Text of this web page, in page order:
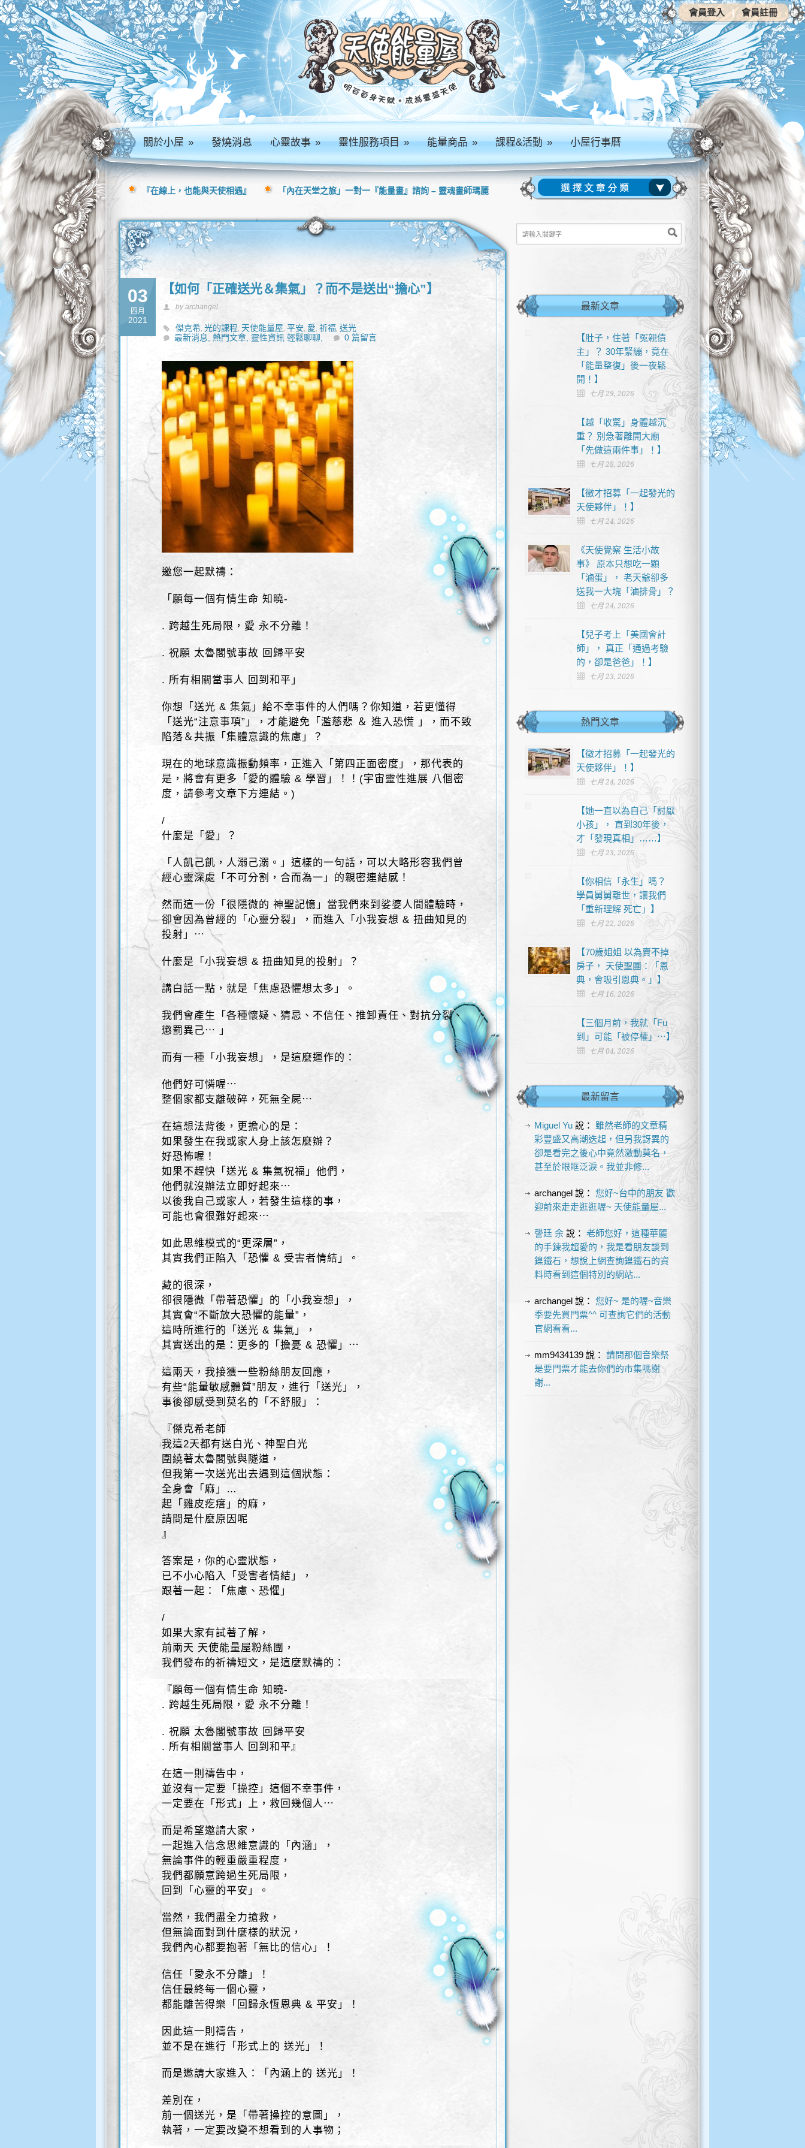
關於小屋» 發燒消息 心靈故事» 靈性服務項目» 能量商品» 課程&活動» 小屋行事曆
03
四月
2021
【如何「正確送光＆集氣」？而不是送出“擔心”】
by archangel
傑克希, 光的課程, 天使能量屋, 平安, 愛, 祈福, 送光
最新消息, 熱門文章, 靈性資訊 輕鬆聊聊, 0 篇留言
邀您一起默禱：
「願每一個有情生命 知曉-
. 跨越生死局限，愛 永不分離！
. 祝願 太魯閣號事故 回歸平安
. 所有相關當事人 回到和平」
你想「送光 & 集氣」給不幸事件的人們嗎？你知道，若更懂得
「送光“注意事項”」，才能避免「濫慈悲 ＆ 進入恐慌 」，而不致
陷落＆共振「集體意識的焦慮」？
現在的地球意識振動頻率，正進入「第四正面密度」，那代表的
是，將會有更多「愛的體驗 & 學習」！！(宇宙靈性進展 八個密
度，請參考文章下方連結。)
/
什麼是「愛」？
「人飢己飢，人溺己溺。」這樣的一句話，可以大略形容我們曾
經心靈深處「不可分割，合而為一」的親密連結感！
然而這一份「很隱微的 神聖記憶」當我們來到娑婆人間體驗時，
卻會因為曾經的「心靈分裂」，而進入「小我妄想 & 扭曲知見的
投射」⋯
什麼是「小我妄想 & 扭曲知見的投射」？
講白話一點，就是「焦慮恐懼想太多」。
我們會產生「各種懷疑、猜忌、不信任、推卸責任、對抗分裂、
懲罰異己⋯ 」
而有一種「小我妄想」，是這麼運作的：
他們好可憐喔⋯
整個家都支離破碎，死無全屍⋯
在這想法背後，更擔心的是：
如果發生在我或家人身上該怎麼辦？
好恐怖喔！
如果不趕快「送光 & 集氣祝福」他們，
他們就沒辦法立即好起來⋯
以後我自己或家人，若發生這樣的事，
可能也會很難好起來⋯
如此思維模式的“更深層”，
其實我們正陷入「恐懼 & 受害者情結」。
藏的很深，
卻很隱微「帶著恐懼」的「小我妄想」，
其實會“不斷放大恐懼的能量”，
這時所進行的「送光 & 集氣」，
其實送出的是：更多的「擔憂 & 恐懼」⋯
這兩天，我接獲一些粉絲朋友回應，
有些“能量敏感體質”朋友，進行「送光」，
事後卻感受到莫名的「不舒服」：
『傑克希老師
我這2天都有送白光、神聖白光
圍繞著太魯閣號與隧道，
但我第一次送光出去遇到這個狀態：
全身會「麻」…
起「雞皮疙瘩」的麻，
請問是什麼原因呢
』
答案是，你的心靈狀態，
已不小心陷入「受害者情結」，
跟著一起：「焦慮、恐懼」
/
如果大家有試著了解，
前兩天 天使能量屋粉絲團，
我們發布的祈禱短文，是這麼默禱的：
『願每一個有情生命 知曉-
. 跨越生死局限，愛 永不分離！
. 祝願 太魯閣號事故 回歸平安
. 所有相關當事人 回到和平』
在這一則禱告中，
並沒有一定要「操控」這個不幸事件，
一定要在「形式」上，救回幾個人⋯
而是希望邀請大家，
一起進入信念思維意識的「內涵」，
無論事件的輕重嚴重程度，
我們都願意跨過生死局限，
回到「心靈的平安」。
當然，我們盡全力搶救，
但無論面對到什麼樣的狀況，
我們內心都要抱著「無比的信心」！
信任「愛永不分離」！
信任最終每一個心靈，
都能離苦得樂「回歸永恆恩典 & 平安」！
因此這一則禱告，
並不是在進行「形式上的 送光」！
而是邀請大家進入：「內涵上的 送光」！
差別在，
前一個送光，是「帶著操控的意圖」，
執著，一定要改變不想看到的人事物；
最新文章
【肚子，住著「冤親債
主」？ 30年緊繃，竟在
「能量整復」後一夜鬆
開！】
七月 29, 2026
【越「收驚」身體越沉
重？ 別急著離開大廟
「先做這兩件事」！】
七月 28, 2026
【徵才招募「一起發光的
天使夥伴」！】
七月 24, 2026
《天使覺察 生活小故
事》 原本只想吃一顆
「滷蛋」， 老天爺卻多
送我一大塊「滷排骨」？
七月 24, 2026
【兒子考上「美國會計
師」， 真正「通過考驗
的，卻是爸爸」！】
七月 23, 2026
熱門文章
【徵才招募「一起發光的
天使夥伴」！】
七月 24, 2026
【她一直以為自己「討厭
小孩」， 直到30年後，
才「發現真相」……】
七月 23, 2026
【你相信「永生」嗎？
學員舅舅離世，讓我們
「重新理解 死亡」】
七月 22, 2026
【70歲姐姐 以為賣不掉
房子， 天使聖團：「恩
典，會吸引恩典。」】
七月 16, 2026
【三個月前，我就「Fu
到」可能「被停權」⋯】
七月 04, 2026
最新留言
Miguel Yu說： 雖然老師的文章精
彩豐盛又高潮迭起，但另我訝異的
卻是看完之後心中竟然激動莫名，
甚至於眼眶泛淚。我並非修...
archangel說： 您好~台中的朋友 歡
迎前來走走逛逛喔~ 天使能量屋...
謦廷 余說： 老師您好，這種華麗
的手鍊我超愛的，我是看朋友談到
鎳鐵石，想說上網查詢鎳鐵石的資
料時看到這個特別的網站...
archangel說： 您好~ 是的喔~音樂
季要先買門票^^ 可查詢它們的活動
官網看看...
mm9434139說： 請問那個音樂祭
是要門票才能去你們的市集嗎謝
謝...
『在線上，也能與天使相遇』 「內在天堂之旅」一對一『能量畫』諮詢 – 靈魂畫師瑪麗
會員登入 | 會員註冊